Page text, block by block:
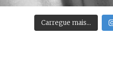
Carregue mais…